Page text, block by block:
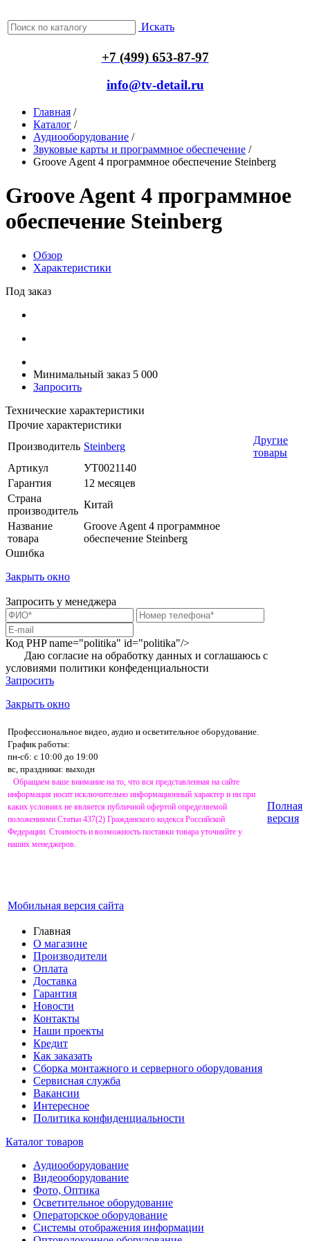
Искать
+7 (499) 653-87-97
info@tv-detail.ru
Главная /
Каталог /
Аудиооборудование /
Звуковые карты и программное обеспечение /
Groove Agent 4 программное обеспечение Steinberg
Groove Agent 4 программное
обеспечение Steinberg
Обзор
Характеристики
Под заказ
Минимальный заказ 5 000
Запросить
Технические характеристики
Прочие характеристики
Производитель Steinberg
Другие
товары
Артикул
УТ0021140
Гарантия
12 месяцев
Страна
производитель
Китай
Название
товара
Groove Agent 4 программное
обеспечение Steinberg
Ошибка
Закрыть окно
Запросить у менеджера
Код PHPname="politika" id="politika"/>
Даю согласие на обработку данных и соглашаюсь с
условиями политики конфеденциальности
Запросить
Закрыть окно
Профессиональное видео, аудио и осветительное оборудование.
График работы:
пн-сб: с 10:00 до 19:00
вс, праздники: выходн
Обращаем ваше внимание на то, что вся представленная на сайте
информация носит исключительно информационный характер и ни при
каких условиях не является публичной офертой определяемой
положениями Статьи 437(2) Гражданского кодекса Российской
Федерации. Стоимость и возможность поставки товара уточняйте у
наших менеджеров.
Мобильная версия сайта
Полная
версия
Главная
О магазине
Производители
Оплата
Доставка
Гарантия
Новости
Контакты
Наши проекты
Кредит
Как заказать
Сборка монтажного и серверного оборудования
Сервисная служба
Вакансии
Интересное
Политика конфиденциальности
Каталог товаров
Аудиооборудование
Видеооборудование
Фото, Оптика
Осветительное оборудование
Операторское оборудование
Системы отображения информации